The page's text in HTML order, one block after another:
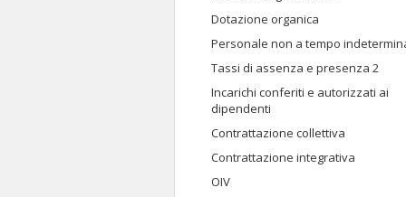
Dotazione organica
Personale non a tempo
Tassi di assenza e presenza 2
Incarichi conferiti e autorizzati ai
dipendenti
Contrattazione collettiva
Contrattazione integrativa
OIV